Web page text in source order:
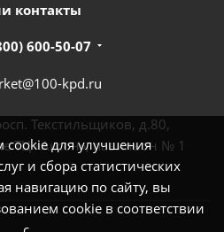
для улучшения
и сбора статистических
навигацию по сайту, вы
cookie в соответствии
контакты
600-50-07
kpd.ru
Текстильщиков, д.80,
ТЦ «Аксон», павильон № 1